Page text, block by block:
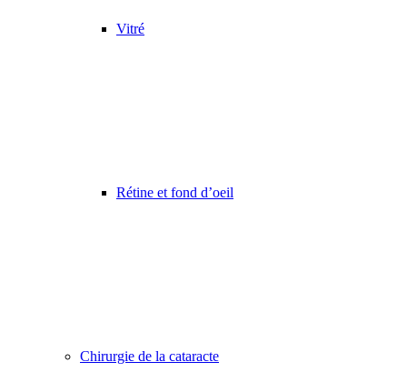
Vitré
Rétine et fond d’oeil
Chirurgie de la cataracte